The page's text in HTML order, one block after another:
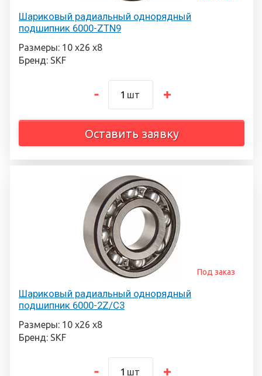
Шариковый радиальный однорядный
подшипник 6000-ZTN9
Размеры: 10 х26 х8
Бренд: SKF
шт
Оставить заявку
Шариковый радиальный однорядный
подшипник 6000-2Z/C3
Под заказ
Размеры: 10 х26 х8
Бренд: SKF
шт